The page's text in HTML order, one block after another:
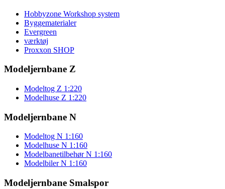
Hobbyzone Workshop system
Byggematerialer
Evergreen
værktøj
Proxxon SHOP
Modeljernbane Z
Modeltog Z 1:220
Modelhuse Z 1:220
Modeljernbane N
Modeltog N 1:160
Modelhuse N 1:160
Modelbanetilbehør N 1:160
Modelbiler N 1:160
Modeljernbane Smalspor